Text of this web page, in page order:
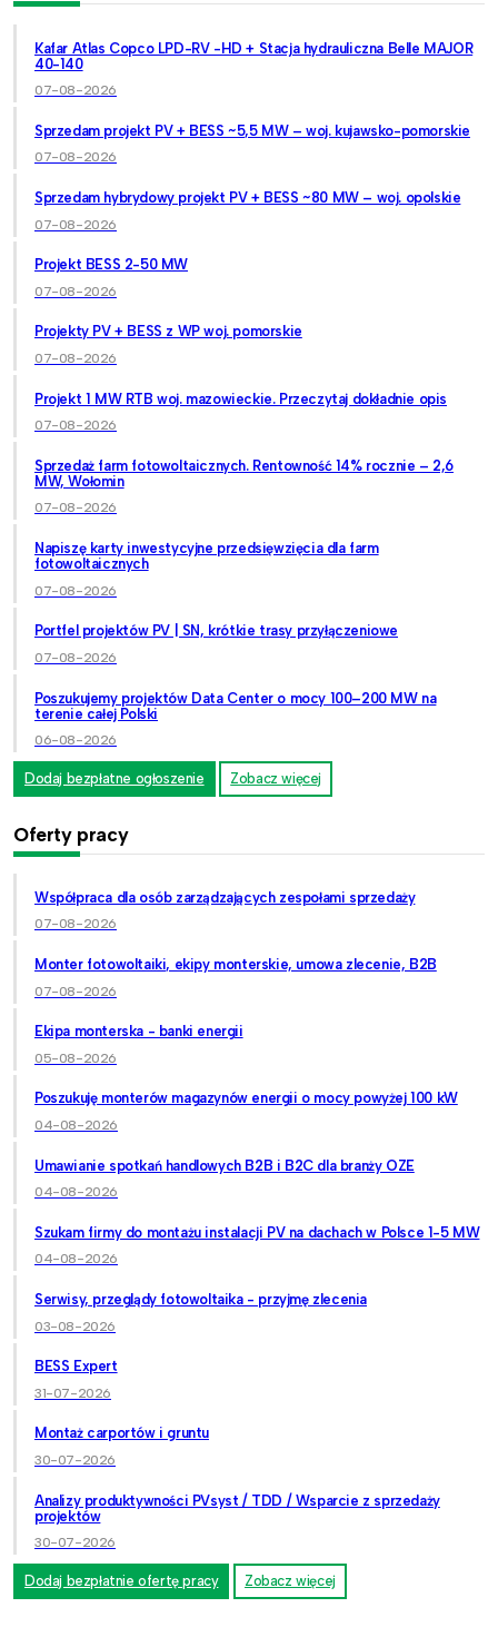
Kafar Atlas Copco LPD-RV -HD + Stacja hydrauliczna Belle MAJOR
40-140
07-08-2026
Sprzedam projekt PV + BESS ~5,5 MW – woj. kujawsko-pomorskie
07-08-2026
Sprzedam hybrydowy projekt PV + BESS ~80 MW – woj. opolskie
07-08-2026
Projekt BESS 2-50 MW
07-08-2026
Projekty PV + BESS z WP woj. pomorskie
07-08-2026
Projekt 1 MW RTB woj. mazowieckie. Przeczytaj dokładnie opis
07-08-2026
Sprzedaż farm fotowoltaicznych. Rentowność 14% rocznie – 2,6
MW, Wołomin
07-08-2026
Napiszę karty inwestycyjne przedsięwzięcia dla farm
fotowoltaicznych
07-08-2026
Portfel projektów PV | SN, krótkie trasy przyłączeniowe
07-08-2026
Poszukujemy projektów Data Center o mocy 100–200 MW na
terenie całej Polski
06-08-2026
Dodaj bezpłatne ogłoszenie Zobacz więcej
Oferty pracy
Współpraca dla osób zarządzających zespołami sprzedaży
07-08-2026
Monter fotowoltaiki, ekipy monterskie, umowa zlecenie, B2B
07-08-2026
Ekipa monterska - banki energii
05-08-2026
Poszukuję monterów magazynów energii o mocy powyżej 100 kW
04-08-2026
Umawianie spotkań handlowych B2B i B2C dla branży OZE
04-08-2026
Szukam firmy do montażu instalacji PV na dachach w Polsce 1-5 MW
04-08-2026
Serwisy, przeglądy fotowoltaika - przyjmę zlecenia
03-08-2026
BESS Expert
31-07-2026
Montaż carportów i gruntu
30-07-2026
Analizy produktywności PVsyst / TDD / Wsparcie z sprzedaży
projektów
30-07-2026
Dodaj bezpłatnie ofertę pracy Zobacz więcej